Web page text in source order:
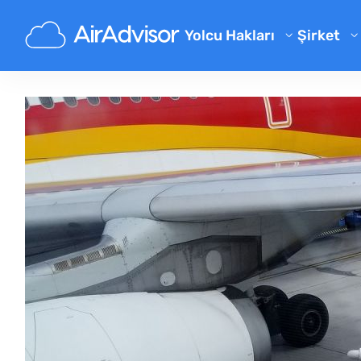
Yolcu Hakları
Uçuş Telafisi Hesaplayıcısı
Rötarlı Uçuş Tazminatı
Uçuş İptali Tazminatı
Geciken Bagaj Tazminatı
Biniş Reddi Tazminatı
Havayolu Tazminatı
Havayolu Şikayetleri
Düzenlemeler
Şirket
Blog
Sıkça
Ortaklık